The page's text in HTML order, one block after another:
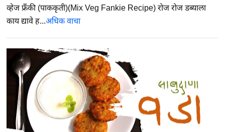
व्हेज फ्रँकी (पाककृती)(Mix Veg Fankie Recipe) रोज रोज डब्याला
काय द्यावे ह...अधिक वाचा